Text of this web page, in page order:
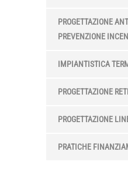
PROGETTAZIONE
PREVENZIONE
IMPIANTISTICA
PROGETTAZIONE
PROGETTAZIONE
PRATICHE